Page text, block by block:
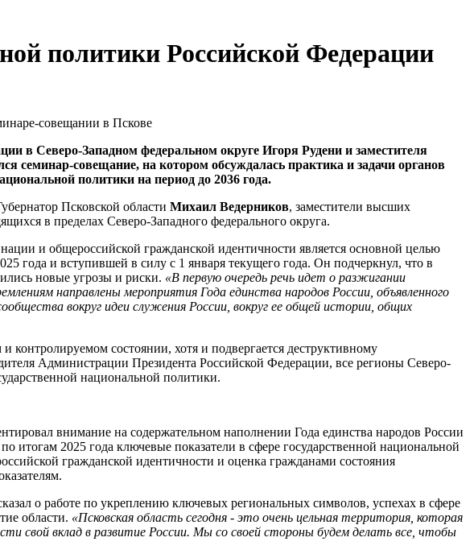
политики Российской Федерации
в Северо-Западном федеральном округе Игоря Рудени и заместителя
семинар-совещание, на котором обсуждалась практика и задачи органов
политики на период до 2036 года.
Псковской области Михаил Ведерников, заместители высших
в пределах Северо-Западного федерального округа.
и общероссийской гражданской идентичности является основной целью
года и вступившей в силу с 1 января текущего года. Он подчеркнул, что в
новые угрозы и риски. «В первую очередь речь идет о разжигании
направлены мероприятия Года единства народов России, объявленного
вокруг идеи служения России, вокруг ее общей истории, общих
состоянии, хотя и подвергается деструктивному
Администрации Президента Российской Федерации, все регионы Северо-
национальной политики.
внимание на содержательном наполнении Года единства народов России
2025 года ключевые показатели в сфере государственной национальной
гражданской идентичности и оценка гражданами состояния
о работе по укреплению ключевых региональных символов, успехах в сфере
области. «Псковская область сегодня - это очень цельная территория, которая
свой вклад в развитие России. Мы со своей стороны будем делать все, чтобы